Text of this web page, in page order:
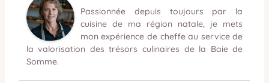
Passionnée depuis toujours par la
cuisine de ma région natale, je mets
mon expérience de cheffe au service de
la valorisation des trésors culinaires de la Baie de
Somme.